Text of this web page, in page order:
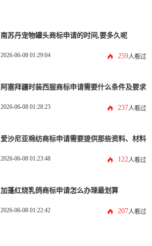
南苏丹宠物罐头商标申请的时间,要多久呢
2026-06-08 01:29:04 259人看过
阿塞拜疆时装西服商标申请需要什么条件及要求
2026-06-08 01:28:23 237人看过
爱沙尼亚棉纺商标申请需要提供那些资料、材料
2026-06-08 01:23:48 122人看过
加蓬红烧乳鸽商标申请怎么办理最划算
2026-06-08 01:22:42 207人看过